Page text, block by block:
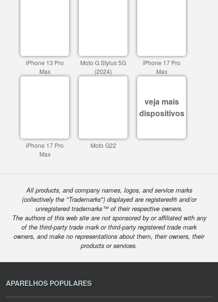
iPhone 13 Pro
Max
Moto G Stylus 5G
(2024)
iPhone 17 Pro
Max
iPhone 17 Pro
Max
Moto G22
veja mais
dispositivos
All products, and company names, logos, and service marks
(collectively the "Trademarks") displayed are registered® and/or
unregistered trademarks™ of their respective owners.
The authors of this web site are not sponsored by or affiliated with any
of the third-party trade mark or third-party registered trade mark
owners, and make no representations about them, their owners, their
products or services.
APARELHOS POPULARES